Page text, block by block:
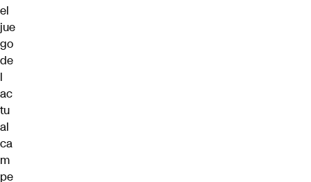
el
jue
go
de
l
ac
tu
al
ca
m
pe